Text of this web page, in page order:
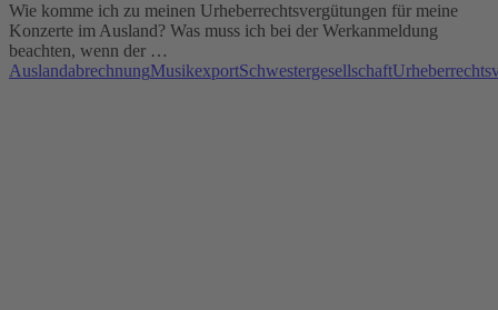
Wie komme ich zu meinen Urheberrechtsvergütungen für meine
Konzerte im Ausland? Was muss ich bei der Werkanmeldung
beachten, wenn der …
AuslandabrechnungMusikexportSchwestergesellschaft